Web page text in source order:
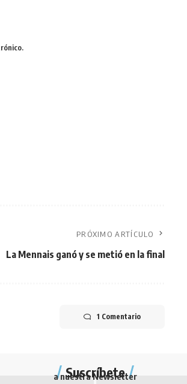
PRÓXIMO ARTÍCULO
La Mennais ganó y se metió en la final
1 Comentario
Suscríbete
a nuestra Newsletter